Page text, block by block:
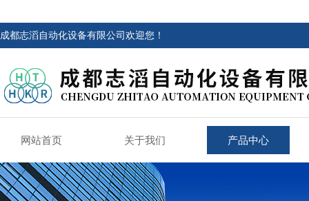
成都志滔自动化设备有限公司欢迎您！
网站首页 关于我们 产品中心